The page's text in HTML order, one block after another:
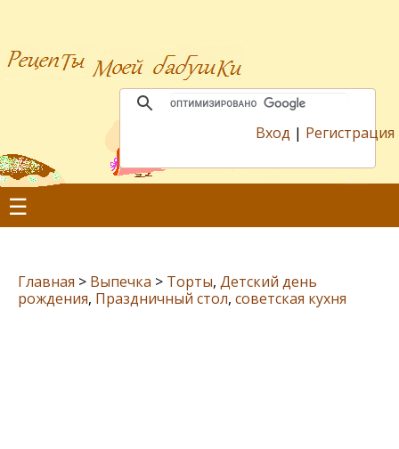
Вход | Регистрация
☰
Главная > Выпечка > Торты, Детский день
рождения, Праздничный стол, советская кухня